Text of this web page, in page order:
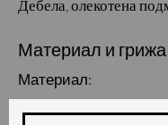
Дебела, олекотена
Материал и грижа
Материал: